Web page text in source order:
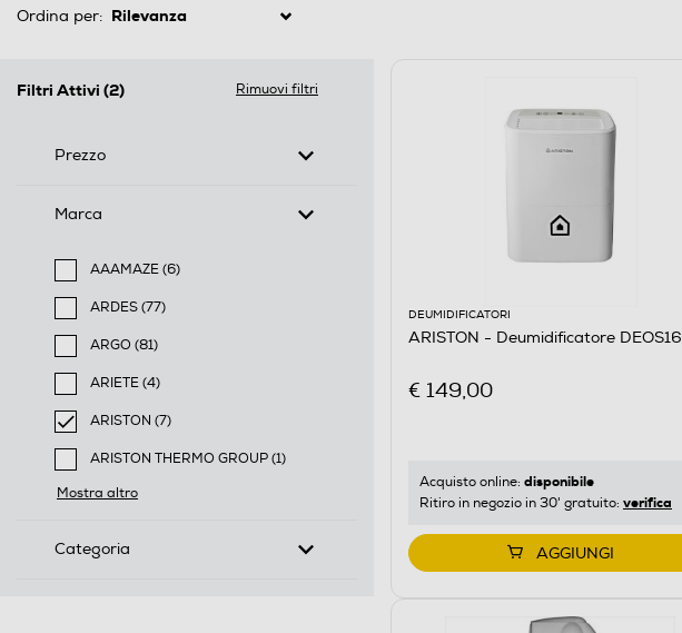
Ordina per:
Filtri Attivi (2) Rimuovi filtri
Prezzo
Marca
AAAMAZE (6)
Filtra per Marca: AAAMAZE
ARDES (77)
Filtra per Marca: ARDES
ARGO (81)
Filtra per Marca: ARGO
ARIETE (4)
Filtra per Marca: ARIETE
ARISTON (7)
selected Filtro applicato per Marca: ARISTON
ARISTON THERMO GROUP (1)
Filtra per Marca: ARISTON THERMO GROUP
Mostra altro
Categoria
DEUMIDIFICATORI
ARISTON - Deumidificatore
€ 149,00
Acquisto online: disponibile
Ritiro in negozio in 30' gratuito: verifica
AGGIUNGI